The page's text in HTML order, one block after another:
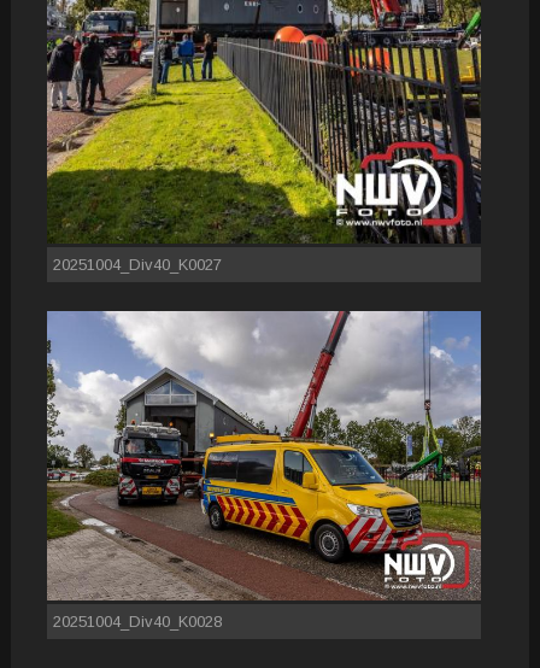
20251004_Div40_K0027
20251004_Div40_K0028